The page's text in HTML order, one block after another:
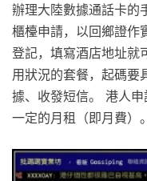
辦理大陸數據通話卡的
櫃檯申請，以回鄉證作
登記，填寫酒店地址就
用狀況的套餐，起碼要
據、收發短信。 港人
一定的月租（即月費）。